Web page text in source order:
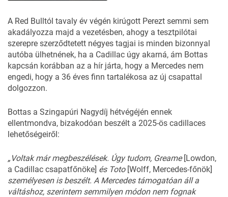
A Red Bulltól tavaly év végén kirúgott Perezt semmi sem
akadályozza majd a vezetésben, ahogy a tesztpilótai
szerepre szerződtetett négyes tagjai is minden bizonnyal
autóba ülhetnének, ha a Cadillac úgy akarná, ám Bottas
kapcsán korábban az a hír járta, hogy a Mercedes nem
engedi, hogy a 36 éves finn tartalékosa az új csapattal
dolgozzon.
Bottas a Szingapúri Nagydíj hétvégéjén ennek
ellentmondva, bizakodóan beszélt a 2025-ös cadillaces
lehetőségeiről:
„Voltak már megbeszélések. Úgy tudom, Greame [Lowdon,
a Cadillac csapatfőnöke] és Toto [Wolff, Mercedes-főnök]
személyesen is beszélt. A Mercedes támogatóan áll a
váltáshoz, szerintem semmilyen módon nem fognak